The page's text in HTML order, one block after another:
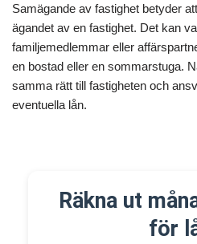
Samägande av fastighet betyder
ägandet av en fastighet. Det kan
familjemedlemmar eller
en bostad eller en sommarstuga.
samma rätt till fastigheten och
eventuella lån.
Räkna ut
för